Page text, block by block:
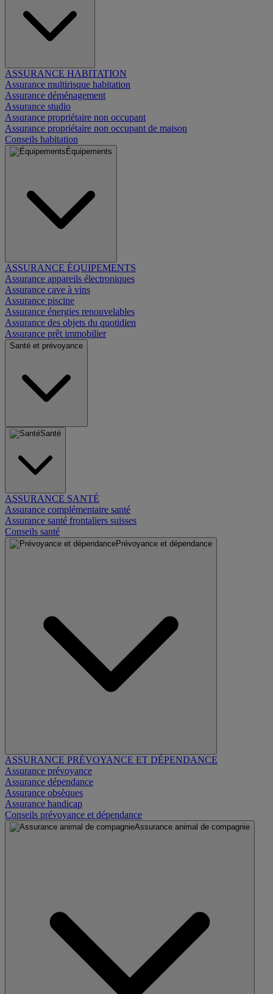
ASSURANCE HABITATION
Assurance multirisque habitation
Assurance déménagement
Assurance studio
Assurance propriétaire non occupant
Assurance propriétaire non occupant de maison
Conseils habitation
Équipements
ASSURANCE ÉQUIPEMENTS
Assurance appareils électroniques
Assurance cave à vins
Assurance piscine
Assurance énergies renouvelables
Assurance des objets du quotidien
Assurance prêt immobilier
Santé et prévoyance
Santé
ASSURANCE SANTÉ
Assurance complémentaire santé
Assurance santé frontaliers suisses
Conseils santé
Prévoyance et dépendance
ASSURANCE PRÉVOYANCE ET DÉPENDANCE
Assurance prévoyance
Assurance dépendance
Assurance obsèques
Assurance handicap
Conseils prévoyance et dépendance
Assurance animal de compagnie